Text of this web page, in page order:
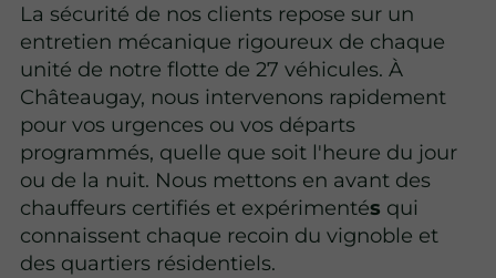
La sécurité de nos clients repose sur un
entretien mécanique rigoureux de chaque
unité de notre flotte de 27 véhicules. À
Châteaugay, nous intervenons rapidement
pour vos urgences ou vos départs
programmés, quelle que soit l'heure du jour
ou de la nuit. Nous mettons en avant des
chauffeurs certifiés et expérimentés qui
connaissent chaque recoin du vignoble et
des quartiers résidentiels.